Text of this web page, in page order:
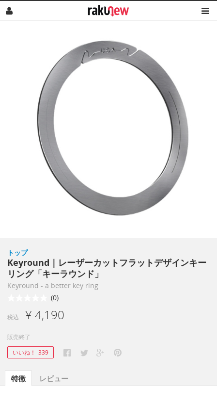
トップ
Keyround｜レーザーカットフラットデザインキー
リング「キーラウンド」
Keyround - a better key ring
(0)
税込 ¥ 4,190
販売終了
いいね！ 339
特徴 レビュー